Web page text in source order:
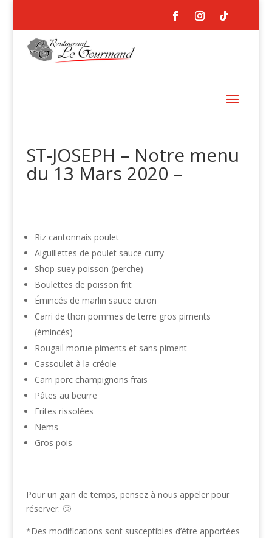
ST-JOSEPH – Notre menu
du 13 Mars 2020 –
Riz cantonnais poulet
Aiguillettes de poulet sauce curry
Shop suey poisson (perche)
Boulettes de poisson frit
Émincés de marlin sauce citron
Carri de thon pommes de terre gros piments
(émincés)
Rougail morue piments et sans piment
Cassoulet à la créole
Carri porc champignons frais
Pâtes au beurre
Frites rissolées
Nems
Gros pois
Pour un gain de temps, pensez à nous appeler pour
réserver. 🙂
*Des modifications sont susceptibles d’être apportées